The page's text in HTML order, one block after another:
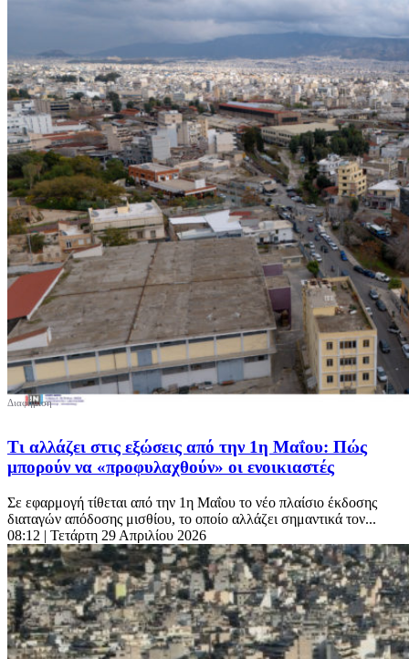
Τι αλλάζει στις εξώσεις από την 1η Μαΐου: Πώς
μπορούν να «προφυλαχθούν» οι ενοικιαστές
Σε εφαρμογή τίθεται από την 1η Μαΐου το νέο πλαίσιο έκδοσης
διαταγών απόδοσης μισθίου, το οποίο αλλάζει σημαντικά τον...
08:12 | Τετάρτη 29 Απριλίου 2026